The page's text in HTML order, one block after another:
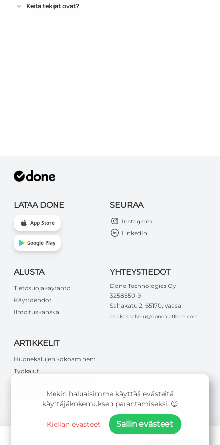
Keitä tekijät ovat?
LATAA DONE
App Store
Google Play
SEURAA
Instagram
LinkedIn
ALUSTA
Tietosuojakäytäntö
Käyttöehdot
Ilmoituskanava
YHTEYSTIEDOT
Done Technologies Oy
3258550-9
Sahakatu 2, 65170, Vaasa
asiakaspalvelu@doneplatform.com
ARTIKKELIT
Huonekalujen kokoaminen:
Työkalut
Vältä virheetMekin haluaisimme käyttää evästeitä
käyttäjäkokemuksen parantamiseksi. 😊
Kiellän evästeet Sallin evästeet